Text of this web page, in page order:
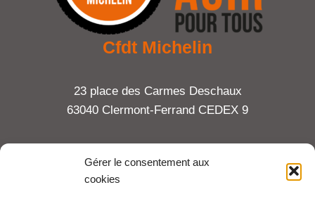
Gérer le consentement aux
cookies
Cfdt Michelin
23 place des Carmes Deschaux
63040 Clermont-Ferrand CEDEX 9